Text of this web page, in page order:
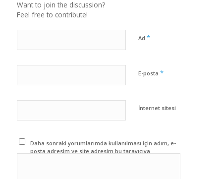
Want to join the discussion?
Feel free to contribute!
Ad *
E-posta *
İnternet sitesi
Daha sonraki yorumlarımda kullanılması için adım, e-
posta adresim ve site adresim bu tarayıcıya